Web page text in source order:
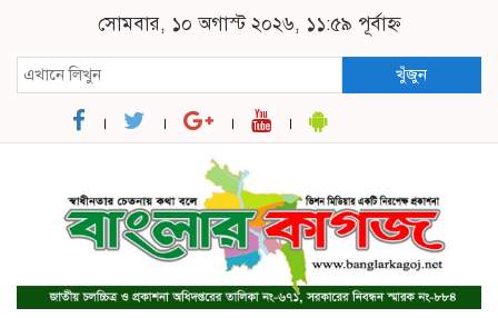
সোমবার, ১০ অগাস্ট ২০২৬, ১১:৫৯ পূর্বাহ্ন
খুঁজুন